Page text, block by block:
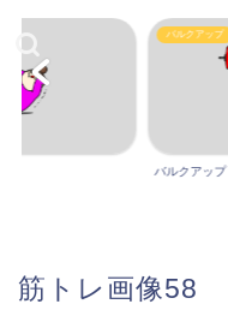
バルクアップ
バルクアップ
筋トレ画像58